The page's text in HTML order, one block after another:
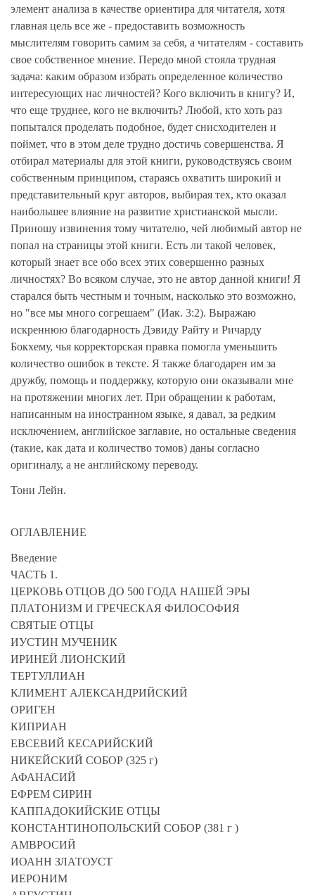
элемент анализа в качестве ориентира для читателя, хотя
главная цель все же - предоставить возможность
мыслителям говорить самим за себя, а читателям - составить
свое собственное мнение. Передо мной стояла трудная
задача: каким образом избрать определенное количество
интересующих нас личностей? Кого включить в книгу? И,
что еще труднее, кого не включить? Любой, кто хоть раз
попытался проделать подобное, будет снисходителен и
поймет, что в этом деле трудно достичь совершенства. Я
отбирал материалы для этой книги, руководствуясь своим
собственным принципом, стараясь охватить широкий и
представительный круг авторов, выбирая тех, кто оказал
наибольшее влияние на развитие христианской мысли.
Приношу извинения тому читателю, чей любимый автор не
попал на страницы этой книги. Есть ли такой человек,
который знает все обо всех этих совершенно разных
личностях? Во всяком случае, это не автор данной книги! Я
старался быть честным и точным, насколько это возможно,
но "все мы много согрешаем" (Иак. 3:2). Выражаю
искреннюю благодарность Дэвиду Райту и Ричарду
Бокхему, чья корректорская правка помогла уменьшить
количество ошибок в тексте. Я также благодарен им за
дружбу, помощь и поддержку, которую они оказывали мне
на протяжении многих лет. При обращении к работам,
написанным на иностранном языке, я давал, за редким
исключением, английское заглавие, но остальные сведения
(такие, как дата и количество томов) даны согласно
оригиналу, а не английскому переводу.
Тони Лейн.
ОГЛАВЛЕНИЕ
Введение
ЧАСТЬ 1.
ЦЕРКОВЬ ОТЦОВ ДО 500 ГОДА НАШЕЙ ЭРЫ
ПЛАТОНИЗМ И ГРЕЧЕСКАЯ ФИЛОСОФИЯ
СВЯТЫЕ ОТЦЫ
ИУСТИН МУЧЕНИК
ИРИНЕЙ ЛИОНСКИЙ
ТЕРТУЛЛИАН
КЛИМЕНТ АЛЕКСАНДРИЙСКИЙ
ОРИГЕН
КИПРИАН
ЕВСЕВИЙ КЕСАРИЙСКИЙ
НИКЕЙСКИЙ СОБОР (325 г)
АФАНАСИЙ
ЕФРЕМ СИРИН
КАППАДОКИЙСКИЕ ОТЦЫ
КОНСТАНТИНОПОЛЬСКИЙ СОБОР (381 г )
АМВРОСИЙ
ИОАНН ЗЛАТОУСТ
ИЕРОНИМ